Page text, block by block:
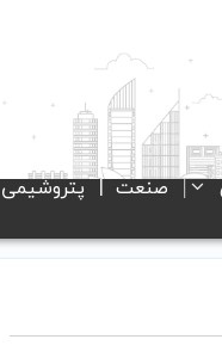
صنعت
پتروشیمی